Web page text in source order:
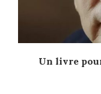
Un livre